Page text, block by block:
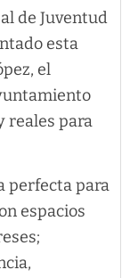
de Juventud
esta
el
reales para
perfecta para
espacios